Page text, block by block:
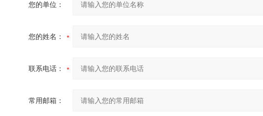
您的单位：
您的姓名：
联系电话：
常用邮箱：